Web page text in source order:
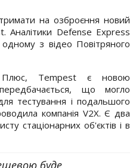
на озброєння новий
Аналітики Defense Express
з відео Повітряного
Плюс, Tempest є новою
що могло
тестування і подальшого
компанія V2X. Є два
стаціонарних об'єктів і в
буде